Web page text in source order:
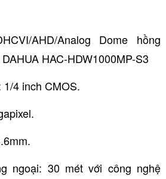
AHD/Analog Dome hồng
HAC-HDW1000MP-S3
4 inch CMOS.
ngoại: 30 mét với công nghệ